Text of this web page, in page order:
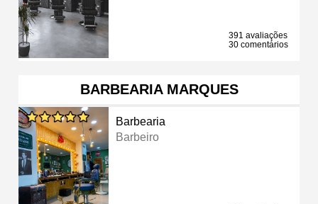
391 avaliações
30 comentários
BARBEARIA MARQUES
Barbearia
Barbeiro